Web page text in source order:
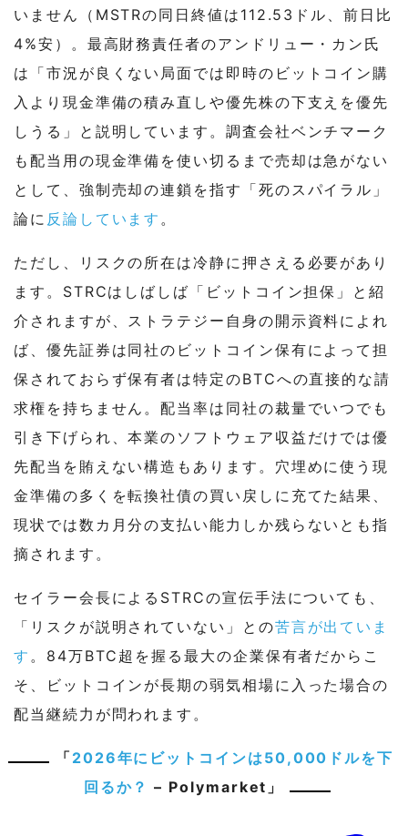
いません（MSTRの同日終値は112.53ドル、前日比
4%安）。最高財務責任者のアンドリュー・カン氏
は「市況が良くない局面では即時のビットコイン購
入より現金準備の積み直しや優先株の下支えを優先
しうる」と説明しています。調査会社ベンチマーク
も配当用の現金準備を使い切るまで売却は急がない
として、強制売却の連鎖を指す「死のスパイラル」
論に 反論しています 。
ただし、リスクの所在は冷静に押さえる必要があり
ます。STRCはしばしば「ビットコイン担保」と紹
介されますが、ストラテジー自身の開示資料によれ
ば、優先証券は同社のビットコイン保有によって担
保されておらず保有者は特定のBTCへの直接的な請
求権を持ちません。配当率は同社の裁量でいつでも
引き下げられ、本業のソフトウェア収益だけでは優
先配当を賄えない構造もあります。穴埋めに使う現
金準備の多くを転換社債の買い戻しに充てた結果、
現状では数カ月分の支払い能力しか残らないとも指
摘されます。
セイラー会長によるSTRCの宣伝手法についても、
「リスクが説明されていない」との苦言が出ていま
す 。84万BTC超を握る最大の企業保有者だからこ
そ、ビットコインが長期の弱気相場に入った場合の
配当継続力が問われます。
「 2026年にビットコインは50,000ドルを下
回るか？ – Polymarket」